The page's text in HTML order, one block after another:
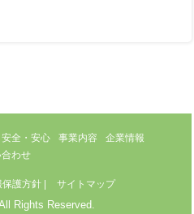
安全・安心 事業内容
企業情報
わせ
保護方針 サイトマップ
Rights Reserved.